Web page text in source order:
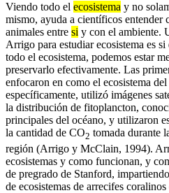
Viendo todo el ecosistema y no
mismo, ayuda a científicos entender
animales entre si y con el ambiente.
Arrigo para estudiar ecosistema es
todo el ecosistema, podemos estar
preservarlo efectivamente. Las
enfocaron en como el ecosistema
específicamente, utilizó imágenes
la distribución de fitoplancton,
principales del océano, y utilizaron
la cantidad de CO2 tomada durante
región (Arrigo y McClain, 1994).
ecosistemas y como funcionan, y
de pregrado de Stanford,
de ecosistemas de arrecifes